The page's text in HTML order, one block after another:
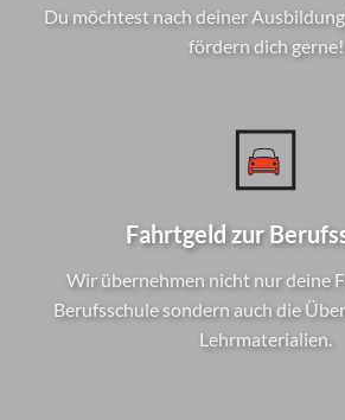
Du möchtest nach deiner
fördern dich gerne!
Fahrtgeld zur
Wir übernehmen nicht nur deine
Berufsschule sondern auch die
Lehrmaterialien.